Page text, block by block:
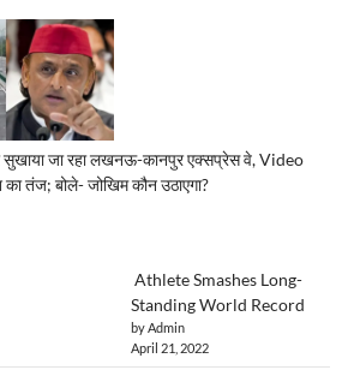
सुखाया जा रहा लखनऊ-कानपुर एक्सप्रेस वे, Video
तंज; बोले- जोखिम कौन उठाएगा?
Athlete Smashes Long-
Standing World Record
by Admin
April 21, 2022